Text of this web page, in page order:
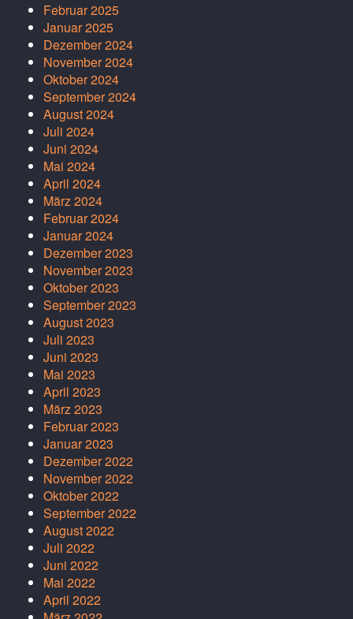
Februar 2025
Januar 2025
Dezember 2024
November 2024
Oktober 2024
September 2024
August 2024
Juli 2024
Juni 2024
Mai 2024
April 2024
März 2024
Februar 2024
Januar 2024
Dezember 2023
November 2023
Oktober 2023
September 2023
August 2023
Juli 2023
Juni 2023
Mai 2023
April 2023
März 2023
Februar 2023
Januar 2023
Dezember 2022
November 2022
Oktober 2022
September 2022
August 2022
Juli 2022
Juni 2022
Mai 2022
April 2022